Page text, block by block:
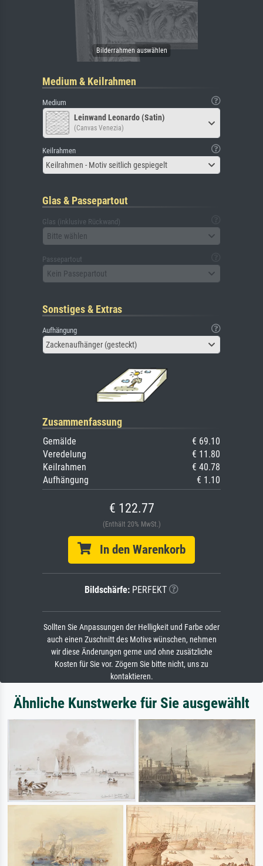
Medium & Keilrahmen
Medium
Leinwand Leonardo (Satin)
(Canvas Venezia)
Keilrahmen
Keilrahmen - Motiv seitlich gespiegelt
Glas & Passepartout
Glas (inklusive Rückwand)
Bitte wählen
Passepartout
Kein Passepartout
Sonstiges & Extras
Aufhängung
Zackenaufhänger (gesteckt)
Zusammenfassung
Gemälde
€ 69.10
Veredelung
€ 11.80
Keilrahmen
€ 40.78
Aufhängung
€ 1.10
€ 122.77
(Enthält 20% MwSt.)
In den Warenkorb
Bildschärfe: PERFEKT
Sollten Sie Anpassungen der Helligkeit und Farbe oder
auch einen Zuschnitt des Motivs wünschen, nehmen
wir diese Änderungen gerne und ohne zusätzliche
Kosten für Sie vor. Zögern Sie bitte nicht, uns zu
kontaktieren.
Ähnliche Kunstwerke für Sie ausgewählt